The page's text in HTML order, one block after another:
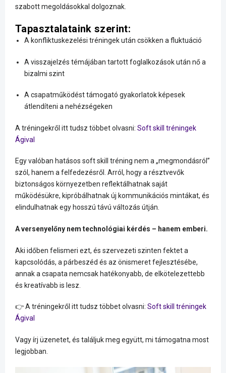
szabott megoldásokkal dolgoznak.
Tapasztalataink szerint:
A konfliktuskezelési tréningek után csökken a fluktuáció
A visszajelzés témájában tartott foglalkozások után nő a
bizalmi szint
A csapatműködést támogató gyakorlatok képesek
átlendíteni a nehézségeken
A tréningekről itt tudsz többet olvasni: Soft skill tréningek
Ágival
Egy valóban hatásos soft skill tréning nem a „megmondásról”
szól, hanem a felfedezésről. Arról, hogy a résztvevők
biztonságos környezetben reflektálhatnak saját
működésükre, kipróbálhatnak új kommunikációs mintákat, és
elindulhatnak egy hosszú távú változás útján.
A versenyelőny nem technológiai kérdés – hanem emberi.
Aki időben felismeri ezt, és szervezeti szinten fektet a
kapcsolódás, a párbeszéd és az önismeret fejlesztésébe,
annak a csapata nemcsak hatékonyabb, de elkötelezettebb
és kreatívabb is lesz.
👉 A tréningekről itt tudsz többet olvasni: Soft skill tréningek
Ágival
Vagy írj üzenetet, és találjuk meg együtt, mi támogatna most
legjobban.